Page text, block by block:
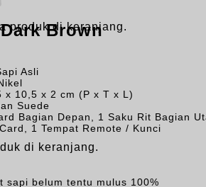
produk di keranjang.
di keranjang.
Brown
Asli
x 10,5 x 2 cm (P x T x L)
Suede
Bagian Depan, 1 Saku Rit Bagian
1 Tempat Remote / Kunci
sapi belum tentu mulus 100%